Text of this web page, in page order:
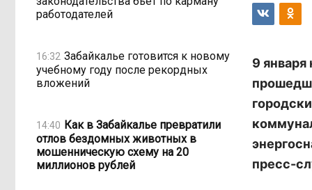
работодателей
16:32 Забайкалье готовится к новому
учебному году после рекордных
вложений
14:40 Как в Забайкалье превратили
отлов бездомных животных в
мошенническую схему на 20
миллионов рублей
9
пресс-